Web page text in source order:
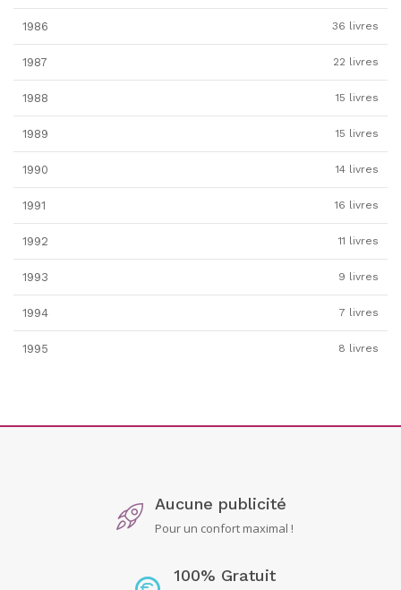
1986 36 livres
1987 22 livres
1988 15 livres
1989 15 livres
1990 14 livres
1991 16 livres
1992 11 livres
1993 9 livres
1994 7 livres
1995 8 livres
Aucune publicité
Pour un confort maximal !
100% Gratuit